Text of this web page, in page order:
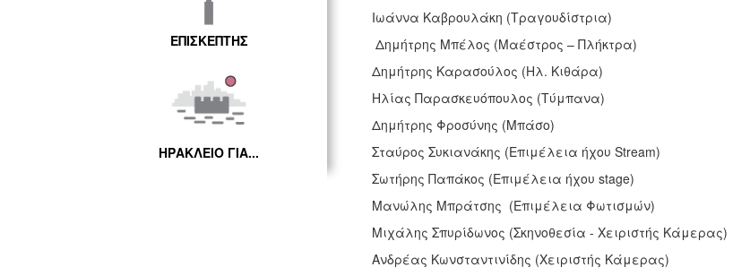
ΕΠΙΣΚΕΠΤΗΣ
ΗΡΑΚΛΕΙΟ ΓΙΑ...
Ιωάννα Καβρουλάκη (Τραγουδίστρια)
Δημήτρης Μπέλος (Μαέστρος – Πλήκτρα)
Δημήτρης Καρασούλος (Ηλ. Κιθάρα)
Ηλίας Παρασκευόπουλος (Τύμπανα)
Δημήτρης Φροσύνης (Μπάσο)
Σταύρος Συκιανάκης (Επιμέλεια ήχου Stream)
Σωτήρης Παπάκος (Επιμέλεια ήχου stage)
Μανώλης Μπράτσης (Επιμέλεια Φωτισμών)
Μιχάλης Σπυρίδωνος (Σκηνοθεσία - Χειριστής Κάμερας)
Ανδρέας Κωνσταντινίδης (Χειριστής Κάμερας)